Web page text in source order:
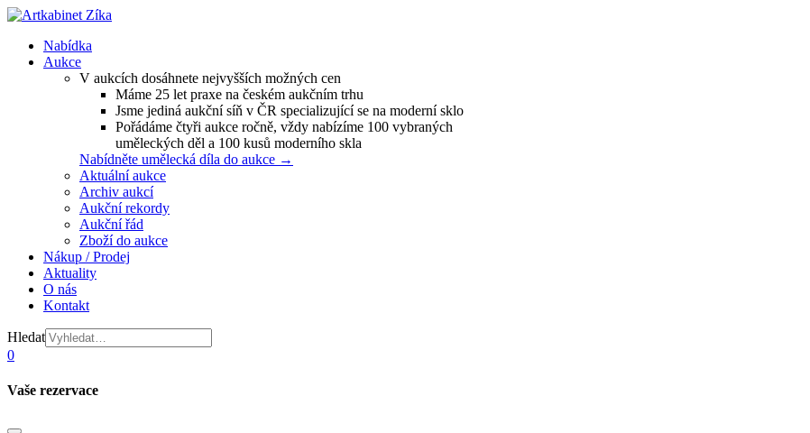
Nabídka
Aukce
V aukcích dosáhnete nejvyšších možných cen
Máme 25 let praxe na českém aukčním trhu
Jsme jediná aukční síň v ČR specializující se na moderní sklo
Pořádáme čtyři aukce ročně, vždy nabízíme 100 vybraných
uměleckých děl a 100 kusů moderního skla
Nabídněte umělecká díla do aukce →
Aktuální aukce
Archiv aukcí
Aukční rekordy
Aukční řád
Zboží do aukce
Nákup / Prodej
Aktuality
O nás
Kontakt
Hledat
0
Vaše rezervace